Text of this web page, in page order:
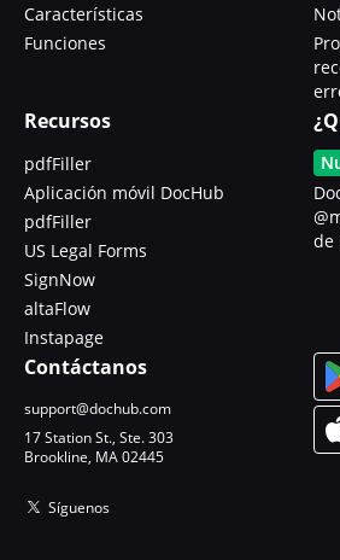
Características
Funciones
Recursos
pdfFiller
Aplicación móvil DocHub
pdfFiller
US Legal Forms
SignNow
altaFlow
Instapage
de
Contáctanos
support@dochub.com
17 Station St., Ste. 303
Brookline, MA 02445
Síguenos